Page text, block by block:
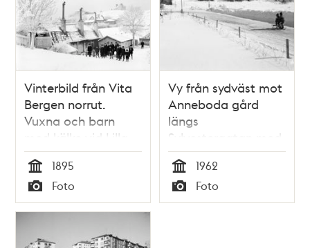
Vinterbild från Vita
Bergen norrut.
Vuxna och barn
med kälke vid Lilla
Mejtens Gränd 4. På
berget i fonden
byggdes Sofia kyrka
1903-1906.
Tid
1895
Typ
Foto
Vy från sydväst mot
Anneboda gård
längs
Sylvestergatan med
kälkåkande barn. Till
vänster skymtar
radhuset vid
Sylvestergatan 12.
Tid
1962
Typ
Foto